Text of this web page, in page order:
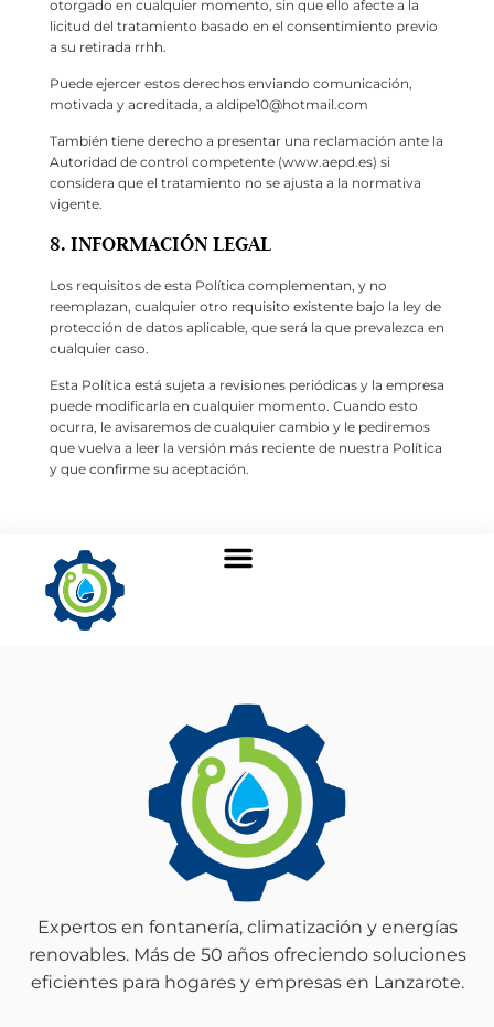
otorgado en cualquier momento, sin que ello afecte a la
licitud del tratamiento basado en el consentimiento previo
a su retirada rrhh.
Puede ejercer estos derechos enviando comunicación,
motivada y acreditada, a aldipe10@hotmail.com
También tiene derecho a presentar una reclamación ante la
Autoridad de control competente (www.aepd.es) si
considera que el tratamiento no se ajusta a la normativa
vigente.
8. INFORMACIÓN LEGAL
Los requisitos de esta Política complementan, y no
reemplazan, cualquier otro requisito existente bajo la ley de
protección de datos aplicable, que será la que prevalezca en
cualquier caso.
Esta Política está sujeta a revisiones periódicas y la empresa
puede modificarla en cualquier momento. Cuando esto
ocurra, le avisaremos de cualquier cambio y le pediremos
que vuelva a leer la versión más reciente de nuestra Política
y que confirme su aceptación.
Expertos en fontanería, climatización y energías
renovables. Más de 50 años ofreciendo soluciones
eficientes para hogares y empresas en Lanzarote.